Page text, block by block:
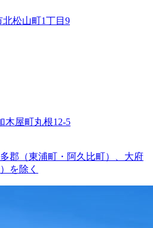
松山町1丁目9
木屋町丸根12-5
郡（東浦町・阿久比町）、大府
を除く